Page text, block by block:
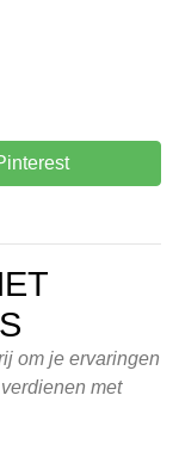
om je ervaringen
met